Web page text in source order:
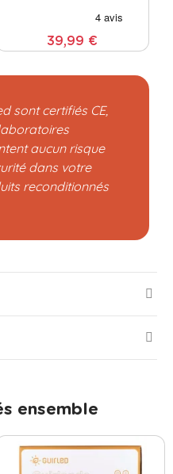
39,99 €
sont certifiés CE,
aucun risque
dans votre
reconditionnés
ensemble